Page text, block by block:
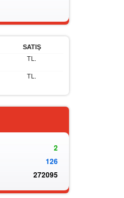
SATIŞ
TL.
TL.
2
126
272095